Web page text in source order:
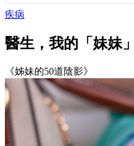
疾病
醫生，我的「妹妹
《姊妹的50道陰影》